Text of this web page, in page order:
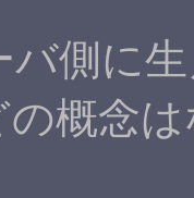
側に生
概念